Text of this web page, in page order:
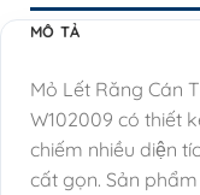
MÔ TẢ
Mỏ Lết Răng Cán
W102009 có thiết
chiếm nhiều diện
cất gọn. Sản